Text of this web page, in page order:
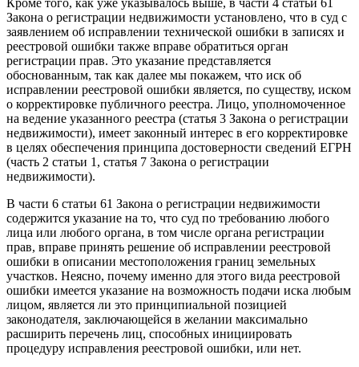
Закона о регистрации недвижимости установлено, что в суд с
заявлением об исправлении технической ошибки в записях и
реестровой ошибки также вправе обратиться орган
регистрации прав. Это указание представляется
обоснованным, так как далее мы покажем, что иск об
исправлении реестровой ошибки является, по существу, иском
о корректировке публичного реестра. Лицо, уполномоченное
на ведение указанного реестра (статья 3 Закона о регистрации
недвижимости), имеет законный интерес в его корректировке
в целях обеспечения принципа достоверности сведений ЕГРН
(часть 2 статьи 1, статья 7 Закона о регистрации
недвижимости).
В части 6 статьи 61 Закона о регистрации недвижимости
содержится указание на то, что суд по требованию любого
лица или любого органа, в том числе органа регистрации
прав, вправе принять решение об исправлении реестровой
ошибки в описании местоположения границ земельных
участков. Неясно, почему именно для этого вида реестровой
ошибки имеется указание на возможность подачи иска любым
лицом, является ли это принципиальной позицией
законодателя, заключающейся в желании максимально
расширить перечень лиц, способных инициировать
процедуру исправления реестровой ошибки, или нет.